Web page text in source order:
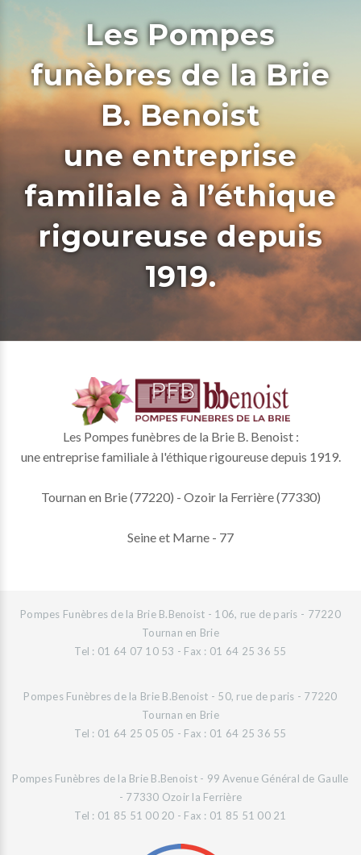
Les Pompes
funèbres de la Brie
B. Benoist
une entreprise
familiale à l’éthique
rigoureuse depuis
1919.
Les Pompes funèbres de la Brie B. Benoist :
une entreprise familiale à l'éthique rigoureuse depuis 1919.
Tournan en Brie (77220) - Ozoir la Ferrière (77330)
Seine et Marne - 77
Pompes Funèbres de la Brie B.Benoist - 106, rue de paris - 77220
Tournan en Brie
Tel : 01 64 07 10 53 - Fax : 01 64 25 36 55
Pompes Funèbres de la Brie B.Benoist - 50, rue de paris - 77220
Tournan en Brie
Tel : 01 64 25 05 05 - Fax : 01 64 25 36 55
Pompes Funèbres de la Brie B.Benoist - 99 Avenue Général de Gaulle
- 77330 Ozoir la Ferrière
Tel : 01 85 51 00 20 - Fax : 01 85 51 00 21